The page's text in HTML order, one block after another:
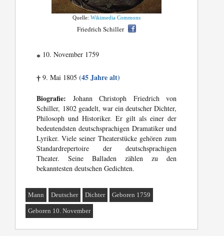
Quelle:Wikimedia Commons
Friedrich Schiller
* 10. November 1759
† 9. Mai 1805(45 Jahre alt)
Biografie: Johann Christoph Friedrich von
Schiller, 1802 geadelt, war ein deutscher Dichter,
Philosoph und Historiker. Er gilt als einer der
bedeutendsten deutschsprachigen Dramatiker und
Lyriker. Viele seiner Theaterstücke gehören zum
Standardrepertoire der deutschsprachigen
Theater. Seine Balladen zählen zu den
bekanntesten deutschen Gedichten.
Mann Deutscher Dichter Geboren 1759
Geboren 10. November